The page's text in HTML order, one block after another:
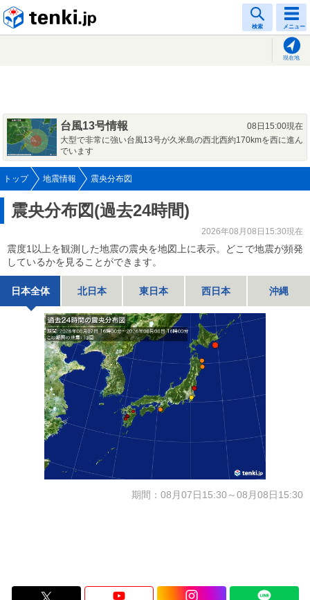
検索 メニュー
現在地
台風13号情報
08日15:00現在
大型で非常に強い台風13号が久米島の西北西約170kmを西に進ん
でいます
トップ 地震情報 震央分布図
震央分布図(過去24時間)
2026年08月08日15:30現在
震度1以上を観測した地震の震央を地図上に表示。どこで地震が頻発
しているかを見ることができます。
日本全体 北日本 東日本 西日本 沖縄
期間：08月07日15:30～08月08日15:30